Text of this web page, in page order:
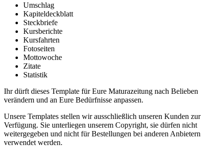
Umschlag
Kapiteldeckblatt
Steckbriefe
Kursberichte
Kursfahrten
Fotoseiten
Mottowoche
Zitate
Statistik
Ihr dürft dieses Template für Eure Maturazeitung nach Belieben
verändern und an Eure Bedürfnisse anpassen.
Unsere Templates stellen wir ausschließlich unseren Kunden zur
Verfügung. Sie unterliegen unserem Copyright, sie dürfen nicht
weitergegeben und nicht für Bestellungen bei anderen Anbietern
verwendet werden.